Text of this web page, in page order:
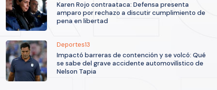
Karen Rojo contraataca: Defensa presenta
amparo por rechazo a discutir cumplimiento de
pena en libertad
Deportes13
Impactó barreras de contención y se volcó: Qué
se sabe del grave accidente automovilístico de
Nelson Tapia